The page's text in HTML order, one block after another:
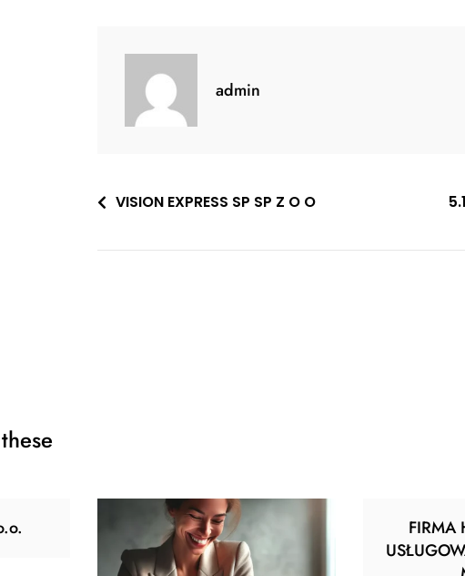
admin
Nawigacja
VISION EXPRESS SP SP Z O O
FIRMA